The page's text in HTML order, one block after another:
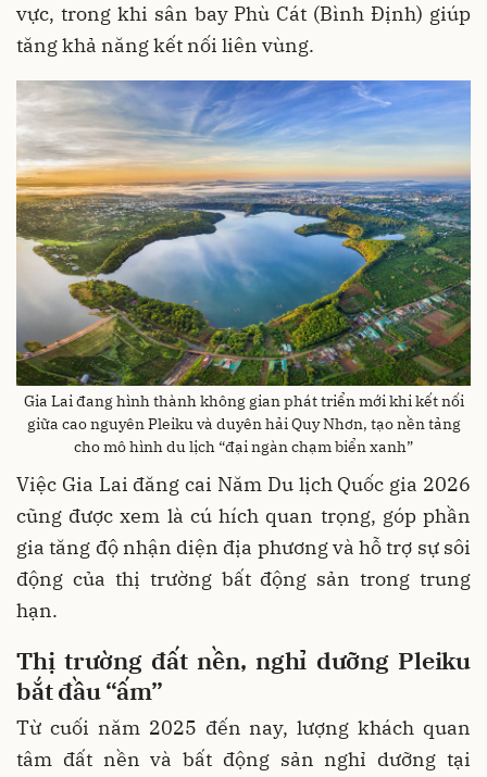
vực, trong khi sân bay Phù Cát (Bình Định) giúp
tăng khả năng kết nối liên vùng.
Gia Lai đang hình thành không gian phát triển mới khi kết nối
giữa cao nguyên Pleiku và duyên hải Quy Nhơn, tạo nền tảng
cho mô hình du lịch “đại ngàn chạm biển xanh”
Việc Gia Lai đăng cai Năm Du lịch Quốc gia 2026
cũng được xem là cú hích quan trọng, góp phần
gia tăng độ nhận diện địa phương và hỗ trợ sự sôi
động của thị trường bất động sản trong trung
hạn.
Thị trường đất nền, nghỉ dưỡng Pleiku
bắt đầu “ấm”
Từ cuối năm 2025 đến nay, lượng khách quan
tâm đất nền và bất động sản nghỉ dưỡng tại